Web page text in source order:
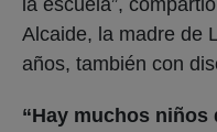
Alcaide, la madre de
años, también con
“Hay muchos niños